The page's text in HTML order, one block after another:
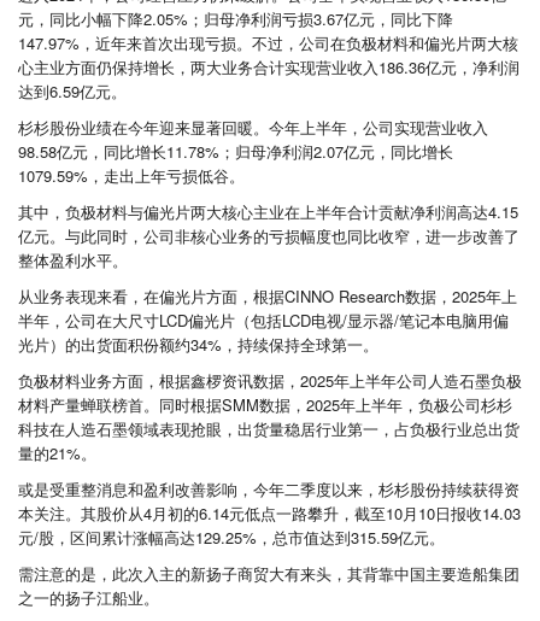
元，同比小幅下降2.05%；归母净利润亏损3.67亿元，同比下降
147.97%，近年来首次出现亏损。不过，公司在负极材料和偏光片两大核
心主业方面仍保持增长，两大业务合计实现营业收入186.36亿元，净利润
达到6.59亿元。
杉杉股份业绩在今年迎来显著回暖。今年上半年，公司实现营业收入
98.58亿元，同比增长11.78%；归母净利润2.07亿元，同比增长
1079.59%，走出上年亏损低谷。
其中，负极材料与偏光片两大核心主业在上半年合计贡献净利润高达4.15
亿元。与此同时，公司非核心业务的亏损幅度也同比收窄，进一步改善了
整体盈利水平。
从业务表现来看，在偏光片方面，根据CINNO Research数据，2025年上
半年，公司在大尺寸LCD偏光片（包括LCD电视/显示器/笔记本电脑用偏
光片）的出货面积份额约34%，持续保持全球第一。
负极材料业务方面，根据鑫椤资讯数据，2025年上半年公司人造石墨负极
材料产量蝉联榜首。同时根据SMM数据，2025年上半年，负极公司杉杉
科技在人造石墨领域表现抢眼，出货量稳居行业第一，占负极行业总出货
量的21%。
或是受重整消息和盈利改善影响，今年二季度以来，杉杉股份持续获得资
本关注。其股价从4月初的6.14元低点一路攀升，截至10月10日报收14.03
元/股，区间累计涨幅高达129.25%，总市值达到315.59亿元。
需注意的是，此次入主的新扬子商贸大有来头，其背靠中国主要造船集团
之一的扬子江船业。